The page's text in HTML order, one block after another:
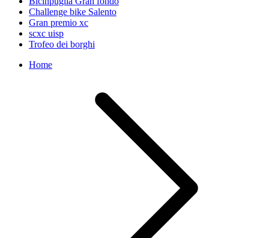
Challenge bike Salento
Gran premio xc
scxc uisp
Trofeo dei borghi
Home